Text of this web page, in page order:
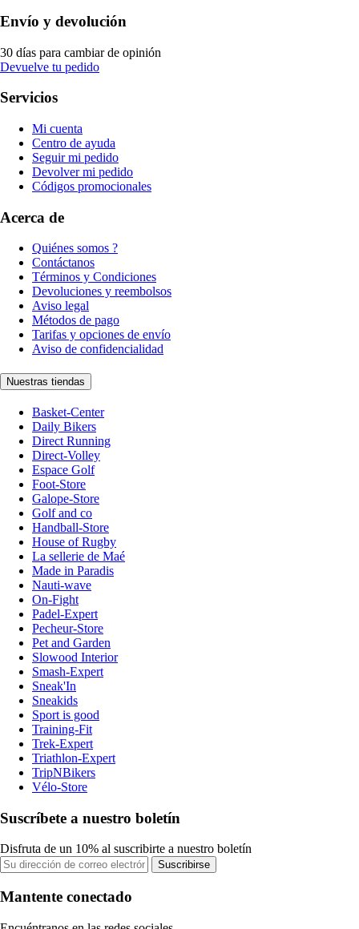
Envío y devolución
30 días para cambiar de opinión
Devuelve tu pedido
Servicios
Mi cuenta
Centro de ayuda
Seguir mi pedido
Devolver mi pedido
Códigos promocionales
Acerca de
Quiénes somos ?
Contáctanos
Términos y Condiciones
Devoluciones y reembolsos
Aviso legal
Métodos de pago
Tarifas y opciones de envío
Aviso de confidencialidad
Nuestras tiendas
Basket-Center
Daily Bikers
Direct Running
Direct-Volley
Espace Golf
Foot-Store
Galope-Store
Golf and co
Handball-Store
House of Rugby
La sellerie de Maé
Made in Paradis
Nauti-wave
On-Fight
Padel-Expert
Pecheur-Store
Pet and Garden
Slowood Interior
Smash-Expert
Sneak'In
Sneakids
Sport is good
Training-Fit
Trek-Expert
Triathlon-Expert
TripNBikers
Vélo-Store
Suscríbete a nuestro boletín
Disfruta de un 10% al suscribirte a nuestro boletín
Suscribirse
Mantente conectado